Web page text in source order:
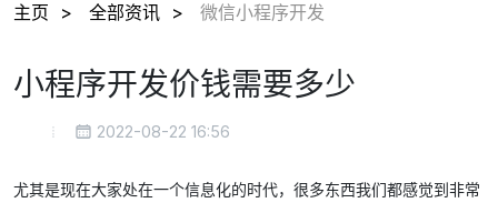
主页 全部资讯 微信小程序开发
小程序开发价钱需要多少
2022-08-22 16:56
尤其是现在大家处在一个信息化的时代，很多东西我们都感觉到非常